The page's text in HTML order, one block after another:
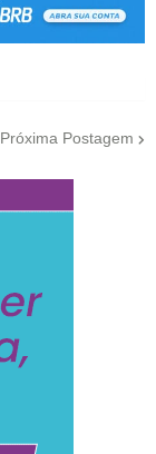
Próxima Postagem